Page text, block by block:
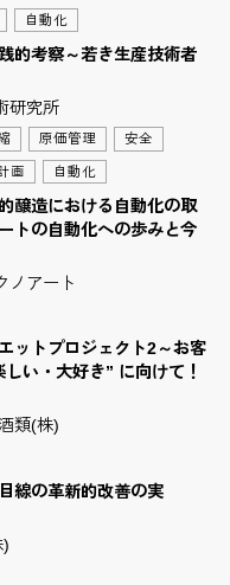
自動化
的考察～若き生産技術者
研究所
原価管理 安全
画 自動化
醸造における自動化の取
トの自動化への歩みと今
ノアート
ットプロジェクト2～お客
い・大好き” に向けて！
類(株)
線の革新的改善の実
)